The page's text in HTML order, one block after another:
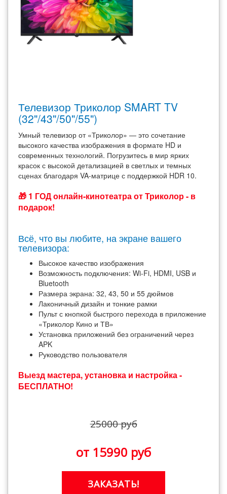
Телевизор Триколор SMART TV
(32"/43"/50"/55")
Умный телевизор от «Триколор» — это сочетание
высокого качества изображения в формате HD и
современных технологий. Погрузитесь в мир ярких
красок с высокой детализацией в светлых и темных
сценах благодаря VA-матрице с поддержкой HDR 10.
🎁 1 ГОД онлайн-кинотеатра от Триколор - в
подарок!
Всё, что вы любите, на экране вашего
телевизора:
Высокое качество изображения
Возможность подключения: Wi-Fi, HDMI, USB и
Bluetooth
Размера экрана: 32, 43, 50 и 55 дюймов
Лаконичный дизайн и тонкие рамки
Пульт с кнопкой быстрого перехода в приложение
«Триколор Кино и ТВ»
Установка приложений без ограничений через
APK
Руководство пользователя
Выезд мастера, установка и настройка -
БЕСПЛАТНО!
25000 руб
от 15990 руб
ЗАКАЗАТЬ!